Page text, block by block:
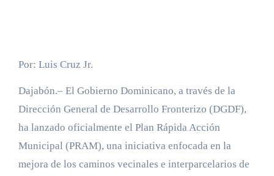
Por: Luis Cruz Jr.
Dajabón.– El Gobierno Dominicano, a través de la
Dirección General de Desarrollo Fronterizo (DGDF),
ha lanzado oficialmente el Plan Rápida Acción
Municipal (PRAM), una iniciativa enfocada en la
mejora de los caminos vecinales e interparcelarios de